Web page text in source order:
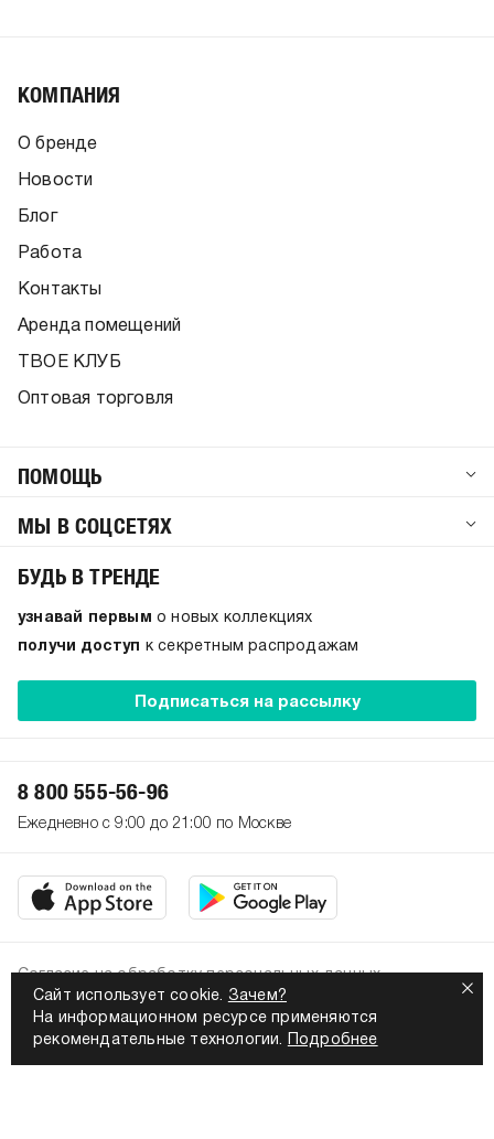
Сайт использует cookie. Зачем?
На информационном ресурсе применяются
рекомендательные технологии.
Подробнее
КОМПАНИЯ
О бренде
Новости
Блог
Работа
Контакты
Аренда помещений
ТВОЕ КЛУБ
Оптовая торговля
ПОМОЩЬ
МЫ В СОЦСЕТЯХ
БУДЬ В ТРЕНДЕ
узнавай первым о новых коллекциях
получи доступ к секретным распродажам
Подписаться на рассылку
8 800 555-56-96
Ежедневно с 9:00 до 21:00 по Москве
2026. Все права защищены
Политика конфиденциальности
Согласие на обработку персональных данных